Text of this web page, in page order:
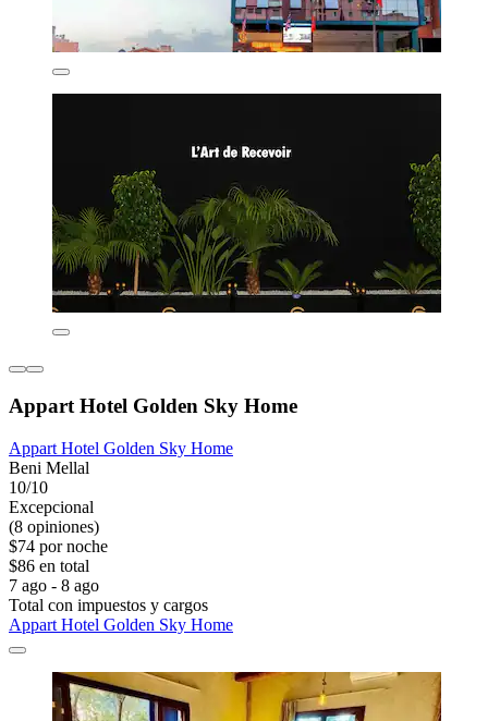
Appart Hotel Golden Sky Home
Appart Hotel Golden Sky Home
Beni Mellal
10/10
Excepcional
(8 opiniones)
$74 por noche
$86 en total
7 ago - 8 ago
Total con impuestos y cargos
Appart Hotel Golden Sky Home